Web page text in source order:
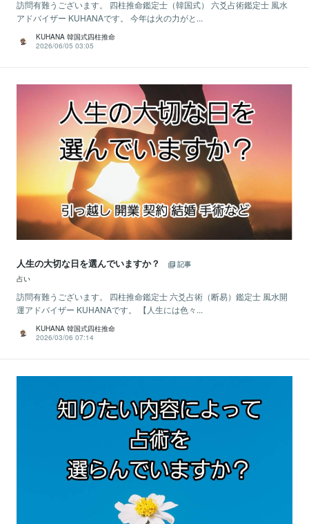
訪問有難うございます。 四柱推命鑑定士（韓国式） 六爻占術鑑定士 風水
アドバイザー KUHANAです。 今年は火の力がと...
KUHANA 韓国式四柱推命
2026/06/05 03:05
人生の大切な日を選んでいますか？
記事
占い
訪問有難うございます。 四柱推命鑑定士 六爻占術（断易）鑑定士 風水開
運アドバイザー KUHANAです。 【人生には色々...
KUHANA 韓国式四柱推命
2026/03/06 07:14